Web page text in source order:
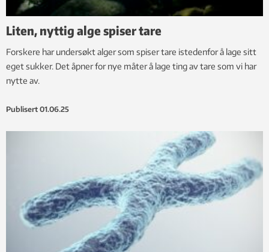
Liten, nyttig alge spiser tare
Forskere har undersøkt alger som spiser tare istedenfor å lage sitt
eget sukker. Det åpner for nye måter å lage ting av tare som vi har
nytte av.
Publisert 01.06.25